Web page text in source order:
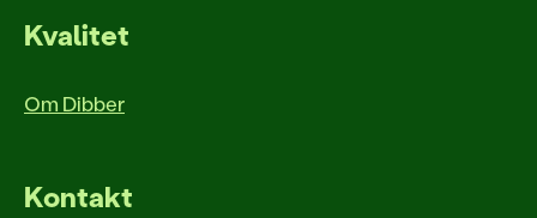
Kvalitet
Om Dibber
Kontakt